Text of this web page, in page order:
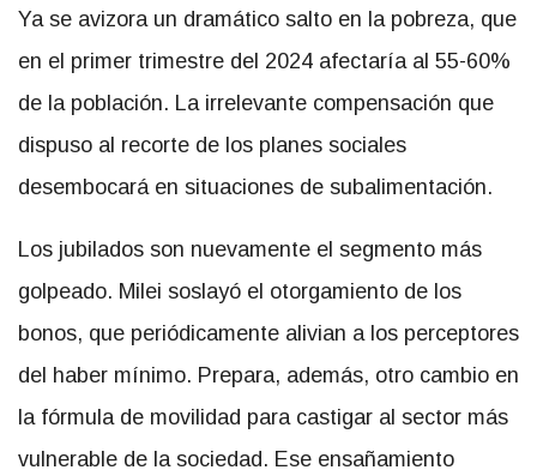
Ya se avizora un dramático salto en la pobreza, que
en el primer trimestre del 2024 afectaría al 55-60%
de la población. La irrelevante compensación que
dispuso al recorte de los planes sociales
desembocará en situaciones de subalimentación.
Los jubilados son nuevamente el segmento más
golpeado. Milei soslayó el otorgamiento de los
bonos, que periódicamente alivian a los perceptores
del haber mínimo. Prepara, además, otro cambio en
la fórmula de movilidad para castigar al sector más
vulnerable de la sociedad. Ese ensañamiento